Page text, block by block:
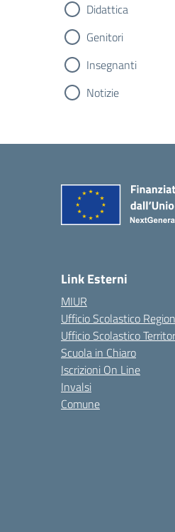
Didattica
Genitori
Insegnanti
Notizie
Link Esterni
MIUR
Ufficio Scolastico
Ufficio Scolastico
Scuola in Chiaro
Iscrizioni On Line
Invalsi
Comune